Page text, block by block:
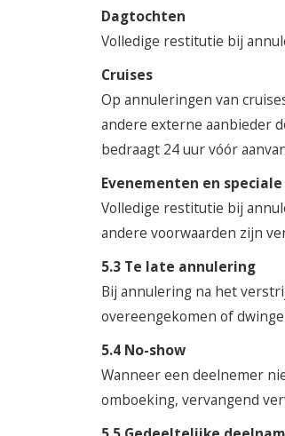
Dagtochten
Volledige restitutie bij
Cruises
Op annuleringen van
andere externe aanbieder
bedraagt 24 uur vóór
Evenementen en
Volledige restitutie bij
andere voorwaarden zijn
5.3 Te late annulering
Bij annulering na het
overeengekomen of
5.4 No-show
Wanneer een deelnemer
omboeking, vervangend